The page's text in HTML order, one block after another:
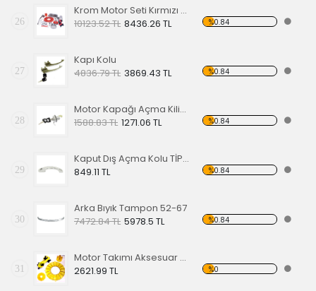
26
Krom Motor Seti Kırmızı Süper Delüks
10123.52 TL 8436.26 TL %0.84
27
Kapı Kolu
4836.79 TL 3869.43 TL %0.84
28
Motor Kapağı Açma Kilidi 67-71
1588.83 TL 1271.06 TL %0.84
29
Kaput Dış Açma Kolu TİP 1 68-79
849.11 TL
%0.84
30
Arka Bıyık Tampon 52-67
7472.84 TL 5978.5 TL %0.84
31
Motor Takımı Aksesuar Kiti Sarı
2621.99 TL
%0